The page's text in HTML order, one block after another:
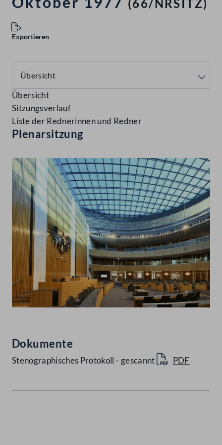
(66/NRSITZ)
Exportieren
Übersicht
Sitzungsverlauf
Liste der Rednerinnen und Redner
Plenarsitzung
Dokumente
Stenographisches Protokoll - gescannt PDF